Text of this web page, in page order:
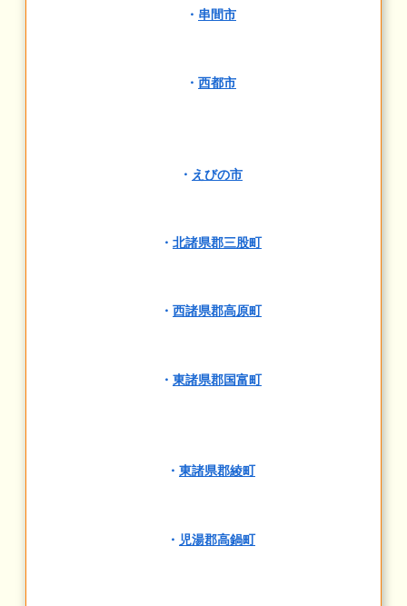
・ 串間市
・ 西都市
・ えびの市
・ 北諸県郡三股町
・ 西諸県郡高原町
・ 東諸県郡国富町
・ 東諸県郡綾町
・ 児湯郡高鍋町